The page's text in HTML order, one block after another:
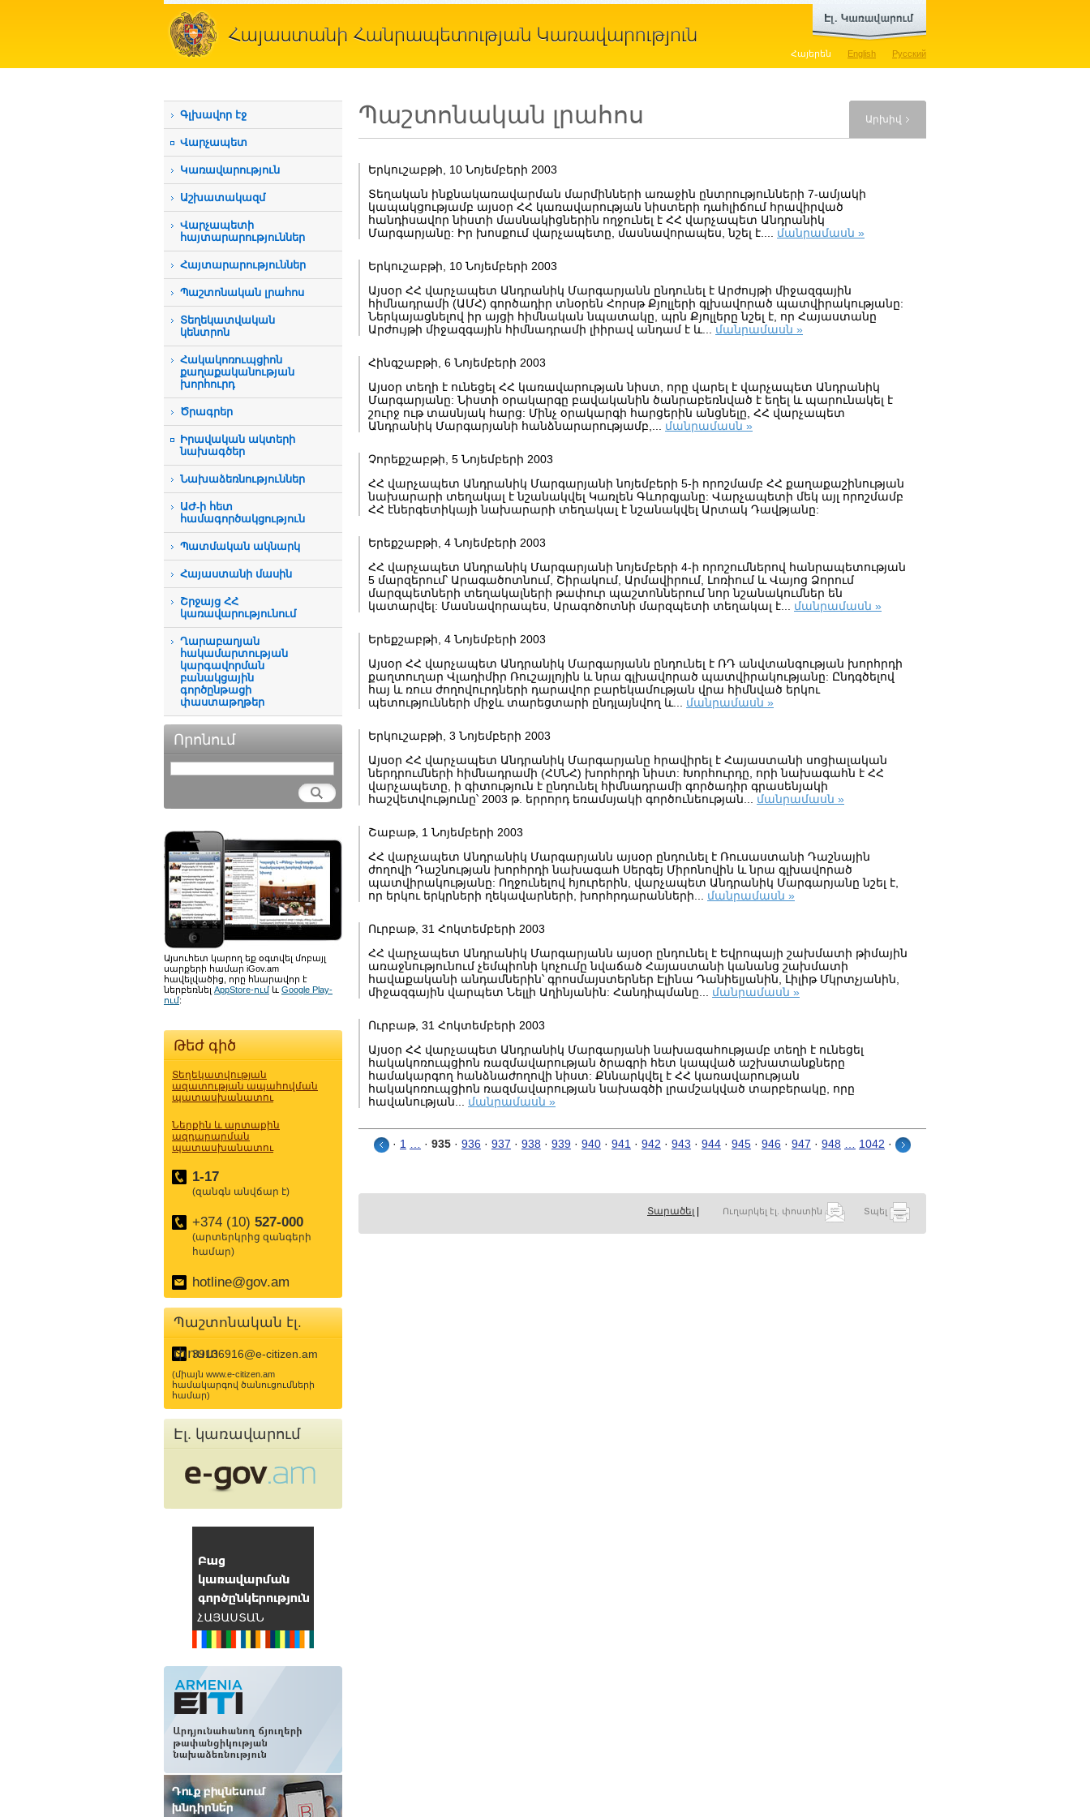
Հայերեն English Русский
Գլխավոր էջ
Վարչապետ
Կառավարություն
Աշխատակազմ
Վարչապետի
հայտարարություններ
Հայտարարություններ
Պաշտոնական լրահոս
Տեղեկատվական
կենտրոն
Հակակոռուպցիոն
քաղաքականության
խորհուրդ
Ծրագրեր
Իրավական ակտերի
նախագծեր
Նախաձեռնություններ
ԱԺ-ի հետ
համագործակցություն
Պատմական ակնարկ
Հայաստանի մասին
Շրջայց ՀՀ
կառավարությունում
Ղարաբաղյան
հակամարտության
կարգավորման
բանակցային
գործընթացի
փաստաթղթեր
Որոնում
Այսուհետ կարող եք օգտվել մոբայլ
սարքերի համար iGov.am
հավելվածից, որը հնարավոր է
ներբեռնել AppStore-ում և Google Play-
ում:
Թեժ գիծ
Տեղեկատվության
ազատության ապահովման
պատասխանատու
Ներքին և արտաքին
ազդարարման
պատասխանատու
1-17
(զանգն անվճար է)
+374 (10) 527-000
(արտերկրից զանգերի
համար)
hotline@gov.am
Պաշտոնական էլ.
փոստ
39136916@e-citizen.am
(միայն www.e-citizen.am
համակարգով ծանուցումների
համար)
Էլ. կառավարում
Պաշտոնական լրահոս Արխիվ
Երկուշաբթի, 10 Նոյեմբերի 2003
Տեղական ինքնակառավարման մարմինների առաջին ընտրությունների 7-ամյակի
կապակցությամբ այսօր ՀՀ կառավարության նիստերի դահլիճում հրավիրված
հանդիսավոր նիստի մասնակիցներին ողջունել է ՀՀ վարչապետ Անդրանիկ
Մարգարյանը: Իր խոսքում վարչապետը, մասնավորապես, նշել է.... մանրամասն »
Երկուշաբթի, 10 Նոյեմբերի 2003
Այսօր ՀՀ վարչապետ Անդրանիկ Մարգարյանն ընդունել է Արժույթի միջազգային
հիմնադրամի (ԱՄՀ) գործադիր տնօրեն Հորսթ Քյոլլերի գլխավորած պատվիրակությանը:
Ներկայացնելով իր այցի հիմնական նպատակը, պրն Քյոլլերը նշել է, որ Հայաստանը
Արժույթի միջազգային հիմնադրամի լիիրավ անդամ է և... մանրամասն »
Հինգշաբթի, 6 Նոյեմբերի 2003
Այսօր տեղի է ունեցել ՀՀ կառավարության նիստ, որը վարել է վարչապետ Անդրանիկ
Մարգարյանը: Նիստի օրակարգը բավականին ծանրաբեռնված է եղել և պարունակել է
շուրջ ութ տասնյակ հարց: Մինչ օրակարգի հարցերին անցնելը, ՀՀ վարչապետ
Անդրանիկ Մարգարյանի հանձնարարությամբ,... մանրամասն »
Չորեքշաբթի, 5 Նոյեմբերի 2003
ՀՀ վարչապետ Անդրանիկ Մարգարյանի նոյեմբերի 5-ի որոշմամբ ՀՀ քաղաքաշինության
նախարարի տեղակալ է նշանակվել Կառլեն Գևորգյանը: Վարչապետի մեկ այլ որոշմամբ
ՀՀ էներգետիկայի նախարարի տեղակալ է նշանակվել Արտակ Դավթյանը:
Երեքշաբթի, 4 Նոյեմբերի 2003
ՀՀ վարչապետ Անդրանիկ Մարգարյանի նոյեմբերի 4-ի որոշումներով հանրապետության
5 մարզերում՝ Արագածոտնում, Շիրակում, Արմավիրում, Լոռիում և Վայոց Ձորում
մարզպետների տեղակալների թափուր պաշտոններում նոր նշանակումներ են
կատարվել: Մասնավորապես, Արագոծոտնի մարզպետի տեղակալ է... մանրամասն »
Երեքշաբթի, 4 Նոյեմբերի 2003
Այսօր ՀՀ վարչապետ Անդրանիկ Մարգարյանն ընդունել է ՌԴ անվտանգության խորհրդի
քաղտուղար Վլադիմիր Ռուշայլոյին և նրա գլխավորած պատվիրակությանը: Ընդգծելով
հայ և ռուս ժողովուրդների դարավոր բարեկամության վրա հիմնված երկու
պետությունների միջև տարեցտարի ընդլայնվող և... մանրամասն »
Երկուշաբթի, 3 Նոյեմբերի 2003
Այսօր ՀՀ վարչապետ Անդրանիկ Մարգարյանը հրավիրել է Հայաստանի սոցիալական
ներդրումների հիմնադրամի (ՀՍՆՀ) խորհրդի նիստ: Խորհուրդը, որի նախագահն է ՀՀ
վարչապետը, ի գիտություն է ընդունել հիմնադրամի գործադիր գրասենյակի
հաշվետվությունը՝ 2003 թ. երրորդ եռամսյակի գործունեության... մանրամասն »
Շաբաթ, 1 Նոյեմբերի 2003
ՀՀ վարչապետ Անդրանիկ Մարգարյանն այսօր ընդունել է Ռուսաստանի Դաշնային
ժողովի Դաշնության խորհրդի նախագահ Սերգեյ Միրոնովին և նրա գլխավորած
պատվիրակությանը: Ողջունելով հյուրերին, վարչապետ Անդրանիկ Մարգարյանը նշել է,
որ երկու երկրների ղեկավարների, խորհրդարանների... մանրամասն »
Ուրբաթ, 31 Հոկտեմբերի 2003
ՀՀ վարչապետ Անդրանիկ Մարգարյանն այսօր ընդունել է Եվրոպայի շախմատի թիմային
առաջնությունում չեմպիոնի կոչումը նվաճած Հայաստանի կանանց շախմատի
հավաքականի անդամներին՝ գրոսմայստերներ Էլինա Դանիելյանին, Լիլիթ Մկրտչյանին,
միջազգային վարպետ Նելլի Աղինյանին: Հանդիպմանը... մանրամասն »
Ուրբաթ, 31 Հոկտեմբերի 2003
Այսօր ՀՀ վարչապետ Անդրանիկ Մարգարյանի նախագահությամբ տեղի է ունեցել
հակակոռուպցիոն ռազմավարության ծրագրի հետ կապված աշխատանքները
համակարգող հանձնաժողովի նիստ: Քննարկվել է ՀՀ կառավարության
հակակոռուպցիոն ռազմավարության նախագծի լրամշակված տարբերակը, որը
հավանության... մանրամասն »
· 1 … 935 · 936 · 937 · 938 · 939 · 940 · 941 · 942 · 943 · 944 · 945 · 946 · 947 · 948 … 1042 ·
Տարածել Ուղարկել էլ. փոստին Տպել